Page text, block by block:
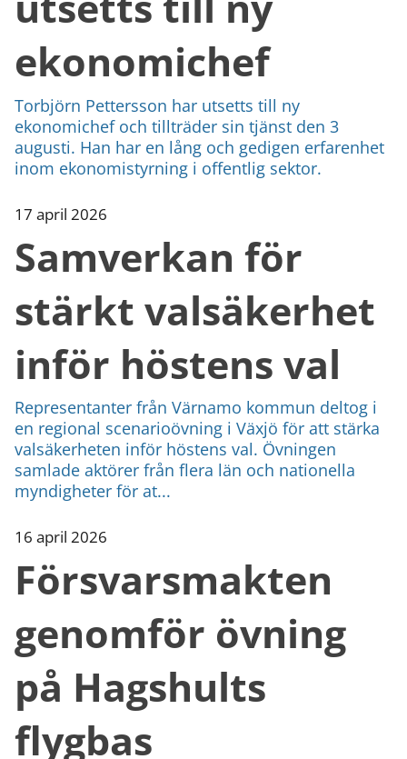
ekonomichef
Torbjörn Pettersson har utsetts till ny
ekonomichef och tillträder sin tjänst den 3
augusti. Han har en lång och gedigen erfarenhet
inom ekonomistyrning i offentlig sektor.
17 april 2026
Samverkan för
stärkt valsäkerhet
inför höstens val
Representanter från Värnamo kommun deltog i
en regional scenarioövning i Växjö för att stärka
valsäkerheten inför höstens val. Övningen
samlade aktörer från flera län och nationella
myndigheter för at...
16 april 2026
Försvarsmakten
genomför övning
på Hagshults
flygbas